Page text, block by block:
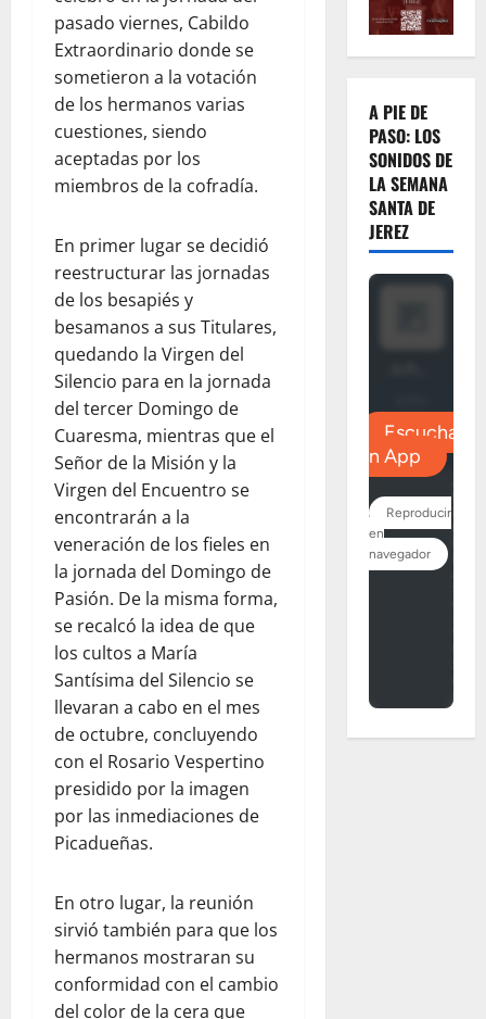
pasado viernes, Cabildo
Extraordinario donde se
sometieron a la votación
de los hermanos varias
cuestiones, siendo
aceptadas por los
miembros de la cofradía.
En primer lugar se decidió
reestructurar las jornadas
de los besapiés y
besamanos a sus Titulares,
quedando la Virgen del
Silencio para en la jornada
del tercer Domingo de
Cuaresma, mientras que el
Señor de la Misión y la
Virgen del Encuentro se
encontrarán a la
veneración de los fieles en
la jornada del Domingo de
Pasión. De la misma forma,
se recalcó la idea de que
los cultos a María
Santísima del Silencio se
llevaran a cabo en el mes
de octubre, concluyendo
con el Rosario Vespertino
presidido por la imagen
por las inmediaciones de
Picadueñas.
En otro lugar, la reunión
sirvió también para que los
hermanos mostraran su
conformidad con el cambio
del color de la cera que
A PIE DE
PASO: LOS
SONIDOS DE
LA SEMANA
SANTA DE
JEREZ